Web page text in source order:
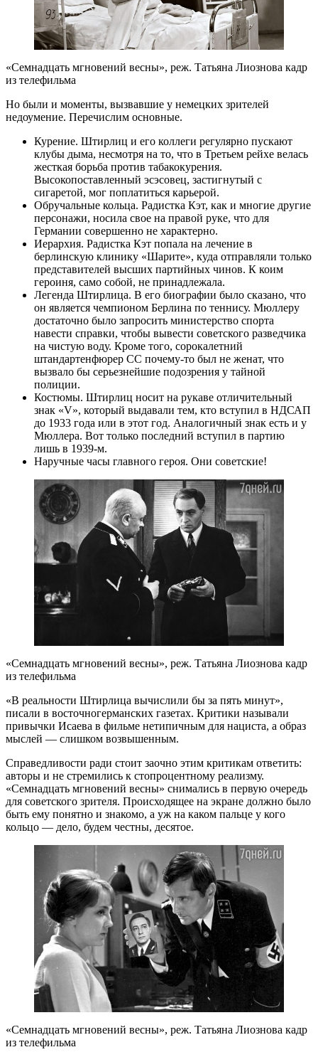
«Семнадцать мгновений весны», реж. Татьяна Лиознова кадр
из телефильма
Но были и моменты, вызвавшие у немецких зрителей
недоумение. Перечислим основные.
Курение. Штирлиц и его коллеги регулярно пускают
клубы дыма, несмотря на то, что в Третьем рейхе велась
жесткая борьба против табакокурения.
Высокопоставленный эсэсовец, застигнутый с
сигаретой, мог поплатиться карьерой.
Обручальные кольца. Радистка Кэт, как и многие другие
персонажи, носила свое на правой руке, что для
Германии совершенно не характерно.
Иерархия. Радистка Кэт попала на лечение в
берлинскую клинику «Шарите», куда отправляли только
представителей высших партийных чинов. К коим
героиня, само собой, не принадлежала.
Легенда Штирлица. В его биографии было сказано, что
он является чемпионом Берлина по теннису. Мюллеру
достаточно было запросить министерство спорта
навести справки, чтобы вывести советского разведчика
на чистую воду. Кроме того, сорокалетний
штандартенфюрер СС почему-то был не женат, что
вызвало бы серьезнейшие подозрения у тайной
полиции.
Костюмы. Штирлиц носит на рукаве отличительный
знак «V», который выдавали тем, кто вступил в НДСАП
до 1933 года или в этот год. Аналогичный знак есть и у
Мюллера. Вот только последний вступил в партию
лишь в 1939-м.
Наручные часы главного героя. Они советские!
«Семнадцать мгновений весны», реж. Татьяна Лиознова кадр
из телефильма
«В реальности Штирлица вычислили бы за пять минут»,
писали в восточногерманских газетах. Критики называли
привычки Исаева в фильме нетипичным для нациста, а образ
мыслей — слишком возвышенным.
Справедливости ради стоит заочно этим критикам ответить:
авторы и не стремились к стопроцентному реализму.
«Семнадцать мгновений весны» снимались в первую очередь
для советского зрителя. Происходящее на экране должно было
быть ему понятно и знакомо, а уж на каком пальце у кого
кольцо — дело, будем честны, десятое.
«Семнадцать мгновений весны», реж. Татьяна Лиознова кадр
из телефильма